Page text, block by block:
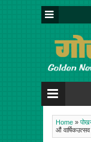
Home »
औं